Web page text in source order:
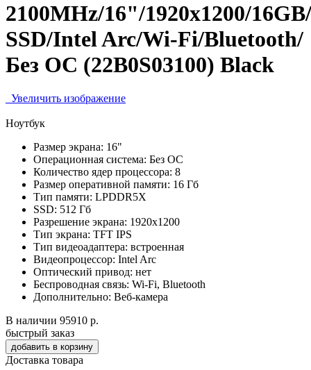
2100MHz/16"/1920x1200/
SSD/Intel Arc/Wi-Fi/Bluetooth/
Без ОС (22B0S03100) Black
Увеличить изображение
Ноутбук
Размер экрана: 16"
Операционная система: Без ОС
Количество ядер процессора: 8
Размер оперативной памяти: 16 Гб
Тип памяти: LPDDR5X
SSD: 512 Гб
Разрешение экрана: 1920x1200
Тип экрана: TFT IPS
Тип видеоадаптера: встроенная
Видеопроцессор: Intel Arc
Оптический привод: нет
Беспроводная связь: Wi-Fi, Bluetooth
Дополнительно: Веб-камера
В наличии 95910 р.
быстрый заказ
Доставка товара